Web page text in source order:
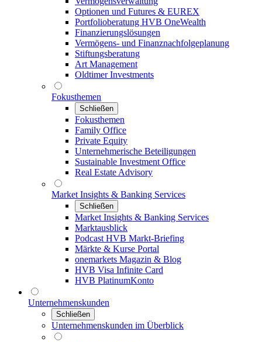
Optionen und Futures & EUREX
Portfolioberatung HVB OneWealth
Finanzierungslösungen
Vermögens- und Finanznachfolgeplanung
Stiftungsberatung
Art Management
Oldtimer Investments
Fokusthemen
Schließen
Fokusthemen
Family Office
Private Equity
Unternehmerische Beteiligungen
Sustainable Investment Office
Real Estate Advisory
Market Insights & Banking Services
Schließen
Market Insights & Banking Services
Marktausblick
Podcast HVB Markt-Briefing
Märkte & Kurse Portal
onemarkets Magazin & Blog
HVB Visa Infinite Card
HVB PlatinumKonto
Unternehmenskunden
Schließen
Unternehmenskunden im Überblick